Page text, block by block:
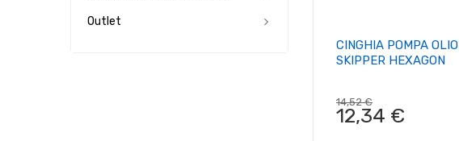
Outlet
CINGHIA POMPA OLIO
SKIPPER HEXAGON
14,52 €
12,34 €